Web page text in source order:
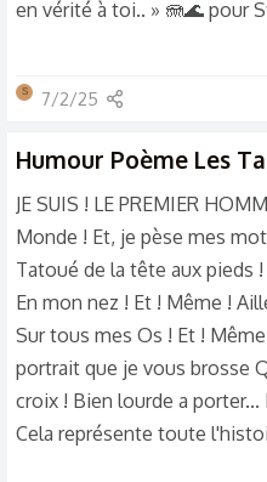
en vérité à toi.. » 🪼🌊 pour
S 7/2/25
Humour Poème Les
JE SUIS ! LE PREMIER
Monde ! Et, je pèse mes
Tatoué de la tête aux pieds
En mon nez ! Et ! Même !
Sur tous mes Os ! Et !
portrait que je vous brosse
croix ! Bien lourde a porter...
Cela représente toute
son début ! Un film muet !